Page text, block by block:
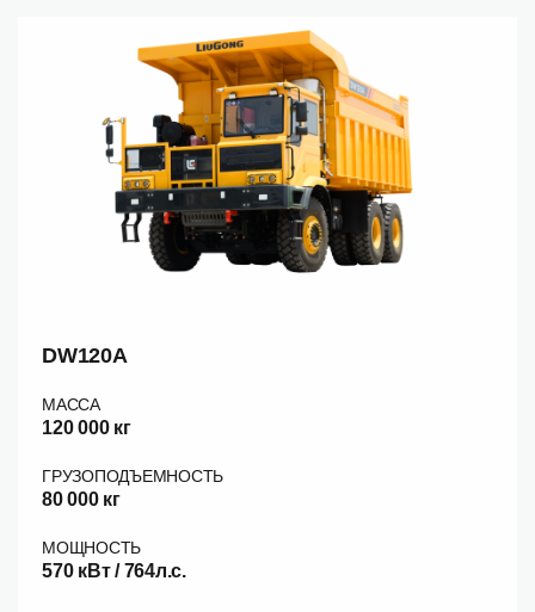
DW120A
МАССА
120 000 кг
ГРУЗОПОДЪЕМНОСТЬ
80 000 кг
МОЩНОСТЬ
570 кВт / 764л.с.